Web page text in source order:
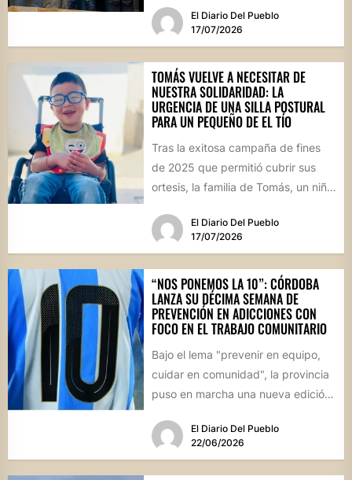
de...
El Diario Del Pueblo
17/07/2026
TOMÁS VUELVE A NECESITAR DE
NUESTRA SOLIDARIDAD: LA
URGENCIA DE UNA SILLA POSTURAL
PARA UN PEQUEÑO DE EL TÍO
Tras la exitosa campaña de fines
de 2025 que permitió cubrir sus
ortesis, la familia de Tomás, un niño
El Diario Del Pueblo
17/07/2026
“NOS PONEMOS LA 10”: CÓRDOBA
LANZA SU DÉCIMA SEMANA DE
PREVENCIÓN EN ADICCIONES CON
FOCO EN EL TRABAJO COMUNITARIO
Bajo el lema "prevenir en equipo,
cuidar en comunidad", la provincia
puso en marcha una nueva edición
El Diario Del Pueblo
22/06/2026